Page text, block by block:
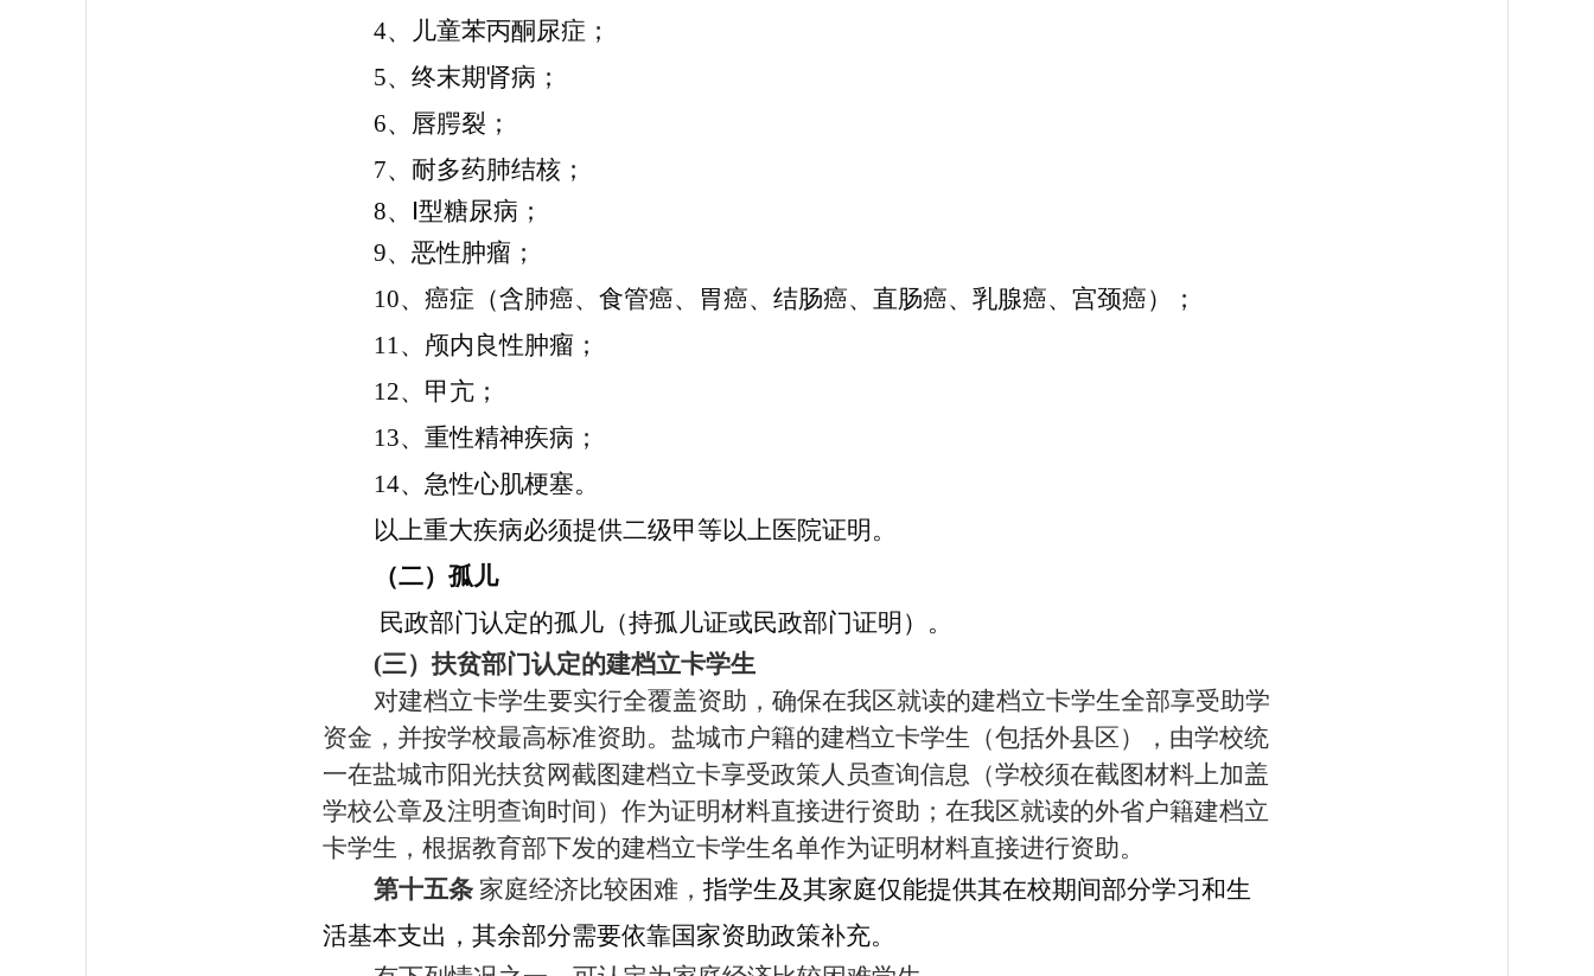
4、儿童苯丙酮尿症；
5、终末期肾病；
6、唇腭裂；
7、耐多药肺结核；
8、Ⅰ型糖尿病；
9、恶性肿瘤；
10、癌症（含肺癌、食管癌、胃癌、结肠癌、直肠癌、乳腺癌、宫颈癌）；
11、颅内良性肿瘤；
12、甲亢；
13、重性精神疾病；
14、急性心肌梗塞。
以上重大疾病必须提供二级甲等以上医院证明。
（二）孤儿
民政部门认定的孤儿（持孤儿证或民政部门证明）。
(三）扶贫部门认定的建档立卡学生
对建档立卡学生要实行全覆盖资助，确保在我区就读的建档立卡学生全部享受助学
资金，并按学校最高标准资助。盐城市户籍的建档立卡学生（包括外县区），由学校统
一在盐城市阳光扶贫网截图建档立卡享受政策人员查询信息（学校须在截图材料上加盖
学校公章及注明查询时间）作为证明材料直接进行资助；在我区就读的外省户籍建档立
卡学生，根据教育部下发的建档立卡学生名单作为证明材料直接进行资助。
第十五条 家庭经济比较困难， 指学生及其家庭仅能提供其在校期间部分学习和生
活基本支出，其余部分需要依靠国家资助政策补充。